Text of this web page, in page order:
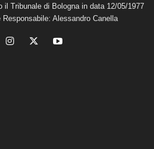
il Tribunale di Bologna in data 12/05/1977
Responsabile: Alessandro Canella